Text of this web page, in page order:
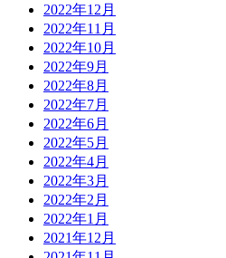
2022年12月
2022年11月
2022年10月
2022年9月
2022年8月
2022年7月
2022年6月
2022年5月
2022年4月
2022年3月
2022年2月
2022年1月
2021年12月